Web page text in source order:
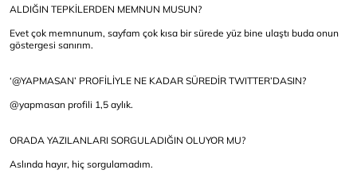
ALDIĞIN TEPKİLERDEN MEMNUN MUSUN?
Evet çok memnunum, sayfam çok kısa bir sürede yüz bine ulaştı buda onun
göstergesi sanırım.
‘@YAPMASAN’ PROFİLİYLE NE KADAR SÜREDİR TWITTER’DASIN?
@yapmasan profili 1,5 aylık.
ORADA YAZILANLARI SORGULADIĞIN OLUYOR MU?
Aslında hayır, hiç sorgulamadım.